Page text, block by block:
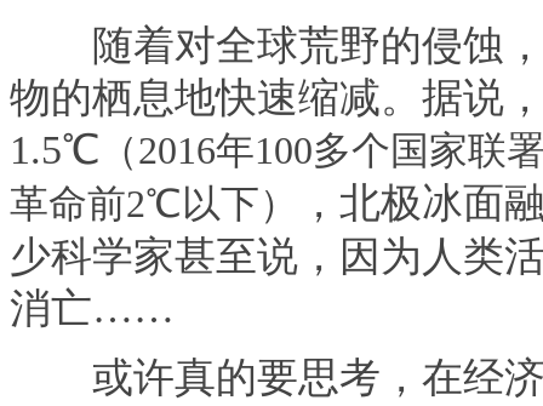
随着对全球荒野的侵蚀，
物的栖息地快速缩减。据说
1.5℃ （2016年100多个国家
革命前2℃以下）
，北极冰面
少科学家甚至说，因为人类
消亡……
或许真的要思考，在经济